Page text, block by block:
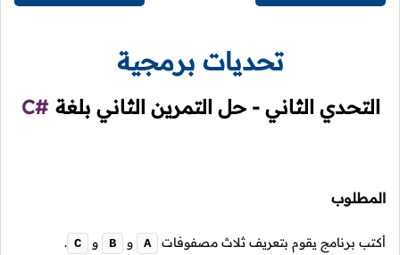
تحديات برمجية
التحدي الثاني - حل التمرين الثاني بلغة C#
المطلوب
أكتب برنامج يقوم بتعريف ثلاث مصفوفات A و B و C
.